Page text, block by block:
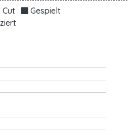
Cut
Gespielt